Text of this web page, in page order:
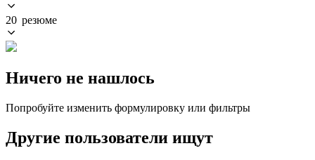
20 резюме
Ничего не нашлось
Попробуйте изменить формулировку или фильтры
Другие пользователи ищут